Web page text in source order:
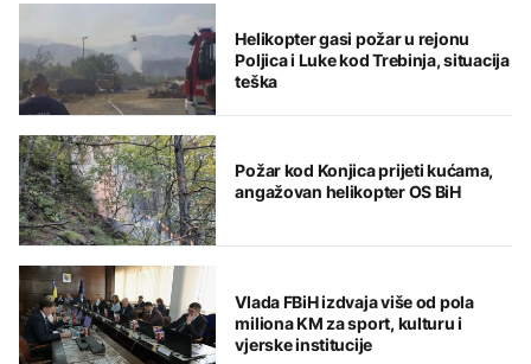
Helikopter gasi požar u rejonu
Poljica i Luke kod Trebinja, situacija
teška
Požar kod Konjica prijeti kućama,
angažovan helikopter OS BiH
Vlada FBiH izdvaja više od pola
miliona KM za sport, kulturu i
vjerske institucije